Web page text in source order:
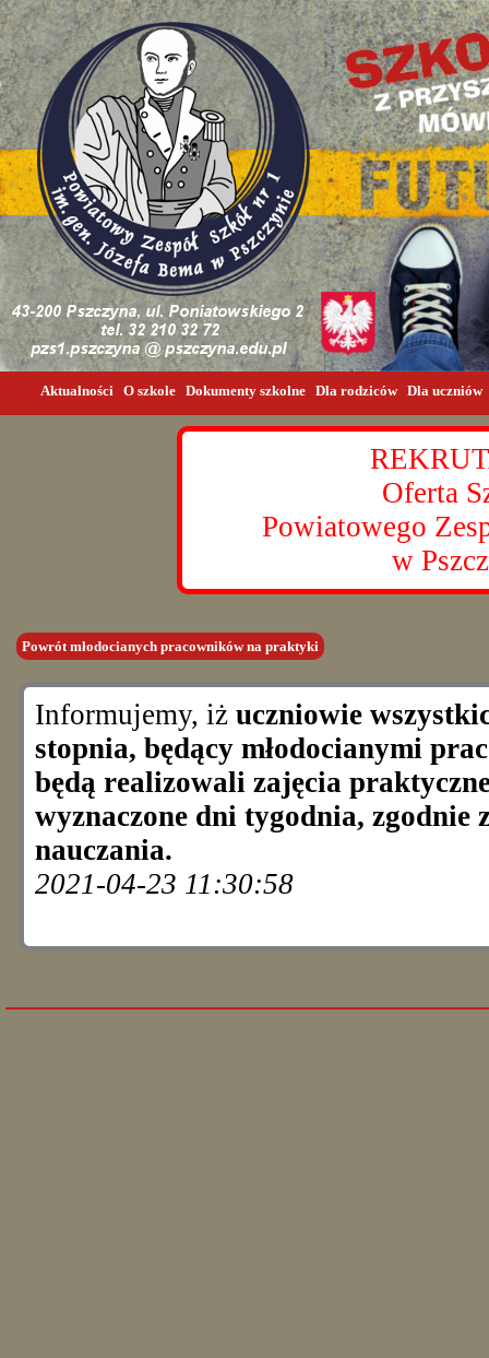
Aktualności O szkole Dokumenty szkolne Dla rodziców Dla uczniów
Oferta
Powiatowego
w
Powrót młodocianych pracowników na praktyki
Informujemy, iż uczniowie
stopnia, będący młodocianymi
będą realizowali zajęcia
wyznaczone dni tygodnia, zgodnie
nauczania.
2021-04-23 11:30:58